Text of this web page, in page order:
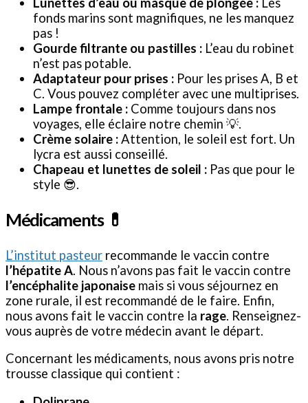
fonds marins sont magnifiques, ne les manquez
pas !
Gourde filtrante ou pastilles : L’eau du robinet
n’est pas potable.
Adaptateur pour prises : Pour les prises A, B et
C. Vous pouvez compléter avec une multiprises.
Lampe frontale : Comme toujours dans nos
voyages, elle éclaire notre chemin 💡.
Crème solaire :Attention, le soleil est fort. Un
lycra est aussi conseillé.
Chapeau et lunettes de soleil : Pas que pour le
style 😎.
Médicaments 💊
L’institut pasteur recommande le vaccin contre
l’hépatite A. Nous n’avons pas fait le vaccin contre
l’encéphalite japonaise mais si vous séjournez en
zone rurale, il est recommandé de le faire. Enfin,
nous avons fait le vaccin contre la rage. Renseignez-
vous auprès de votre médecin avant le départ.
Concernant les médicaments, nous avons pris notre
trousse classique qui contient :